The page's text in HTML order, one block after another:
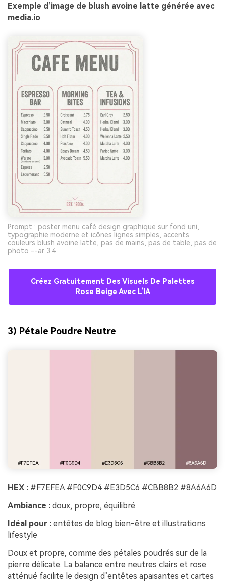
Exemple d’image de blush avoine latte générée avec
media.io
Prompt : poster menu café design graphique sur fond uni,
typographie moderne et icônes lignes simples, accents
couleurs blush avoine latte, pas de mains, pas de table, pas de
photo --ar 3:4
Créez Gratuitement Des Visuels De Palettes
Rose Beige Avec L’IA
3) Pétale Poudre Neutre
HEX : #F7EFEA #F0C9D4 #E3D5C6 #CBB8B2 #8A6A6D
Ambiance : doux, propre, équilibré
Idéal pour : entêtes de blog bien-être et illustrations
lifestyle
Doux et propre, comme des pétales poudrés sur de la
pierre délicate. La balance entre neutres clairs et rose
atténué facilite le design d’entêtes apaisantes et cartes